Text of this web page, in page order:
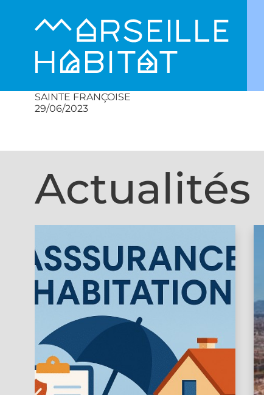
SAINTE FRANÇOISE
29/06/2023
Actualités